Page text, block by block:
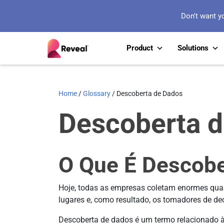
Don't want
Product Solutions
Home /Glossary / Descoberta de Dados
Descoberta
O Que É
Hoje, todas as empresas coletam enormes
lugares e, como resultado, os tomadores de
Descoberta de dados é um termo relacionado